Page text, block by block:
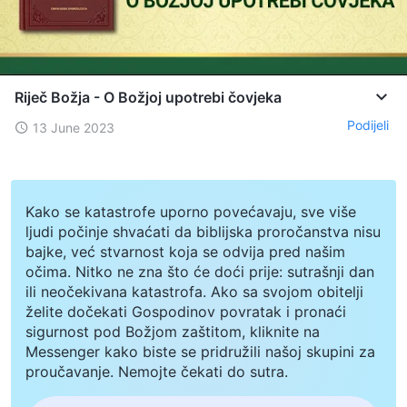
Riječ Božja - O Božjoj upotrebi čovjeka
13 June 2023 Podijeli
Kako se katastrofe uporno povećavaju, sve više
ljudi počinje shvaćati da biblijska proročanstva nisu
bajke, već stvarnost koja se odvija pred našim
očima. Nitko ne zna što će doći prije: sutrašnji dan
ili neočekivana katastrofa. Ako sa svojom obitelji
želite dočekati Gospodinov povratak i pronaći
sigurnost pod Božjom zaštitom, kliknite na
Messenger kako biste se pridružili našoj skupini za
proučavanje. Nemojte čekati do sutra.